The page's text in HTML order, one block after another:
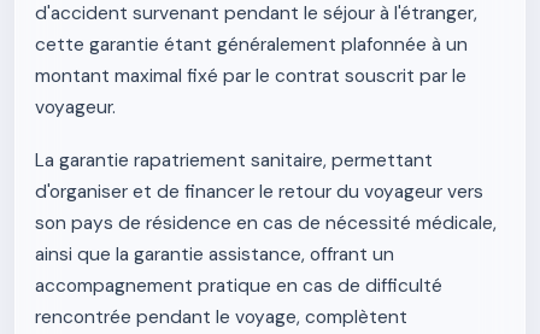
d'accident survenant pendant le séjour à l'étranger,
cette garantie étant généralement plafonnée à un
montant maximal fixé par le contrat souscrit par le
voyageur.
La garantie rapatriement sanitaire, permettant
d'organiser et de financer le retour du voyageur vers
son pays de résidence en cas de nécessité médicale,
ainsi que la garantie assistance, offrant un
accompagnement pratique en cas de difficulté
rencontrée pendant le voyage, complètent